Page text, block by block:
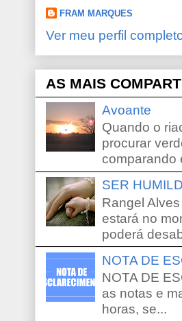
FRAM MARQUES
Ver meu perfil
AS MAIS
Avoante
Quando o
procurar
comparando
SER
Rangel
estará no
poderá
NOTA DE
NOTA DE
as notas e
horas, se...